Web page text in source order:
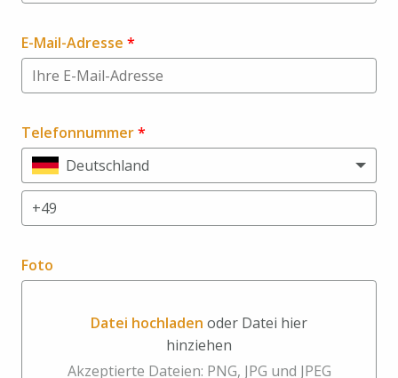
E-Mail-Adresse *
Telefonnummer*
Deutschland
Foto
Datei hochladen oder Datei hier
hinziehen
Datei hochladen oder Datei hier hinziehen
Akzeptierte Dateien: PNG, JPG und JPEG